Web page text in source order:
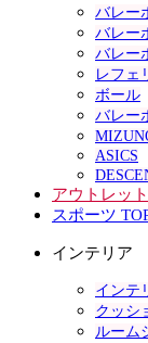
バレー
バレー
バレー
レフェ
ボール
バレー
ASICS
アウトレット
スポーツ
インテリア
インテ
クッシ
ルーム